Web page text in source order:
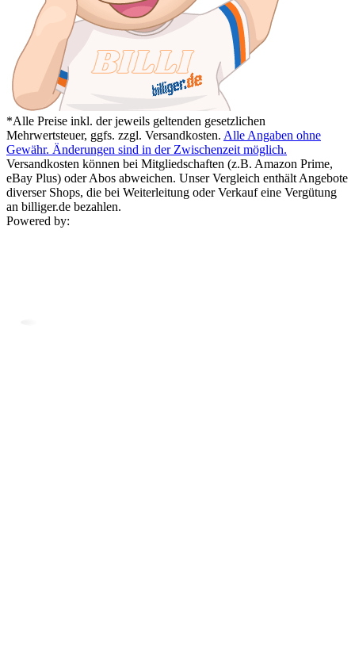
*Alle Preise inkl. der jeweils geltenden gesetzlichen
Mehrwertsteuer, ggfs. zzgl. Versandkosten. Alle Angaben ohne
Gewähr. Änderungen sind in der Zwischenzeit möglich.
Versandkosten können bei Mitgliedschaften (z.B. Amazon Prime,
eBay Plus) oder Abos abweichen. Unser Vergleich enthält Angebote
diverser Shops, die bei Weiterleitung oder Verkauf eine Vergütung
an billiger.de bezahlen.
Powered by: